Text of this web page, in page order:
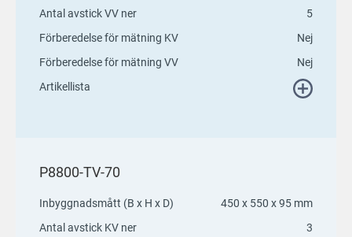
Antal avstick VV ner
5
Förberedelse för mätning KV
Nej
Förberedelse för mätning VV
Nej
Artikellista
P8800-TV-70
Inbyggnadsmått (B x H x D)
450 x 550 x 95 mm
Antal avstick KV ner
3